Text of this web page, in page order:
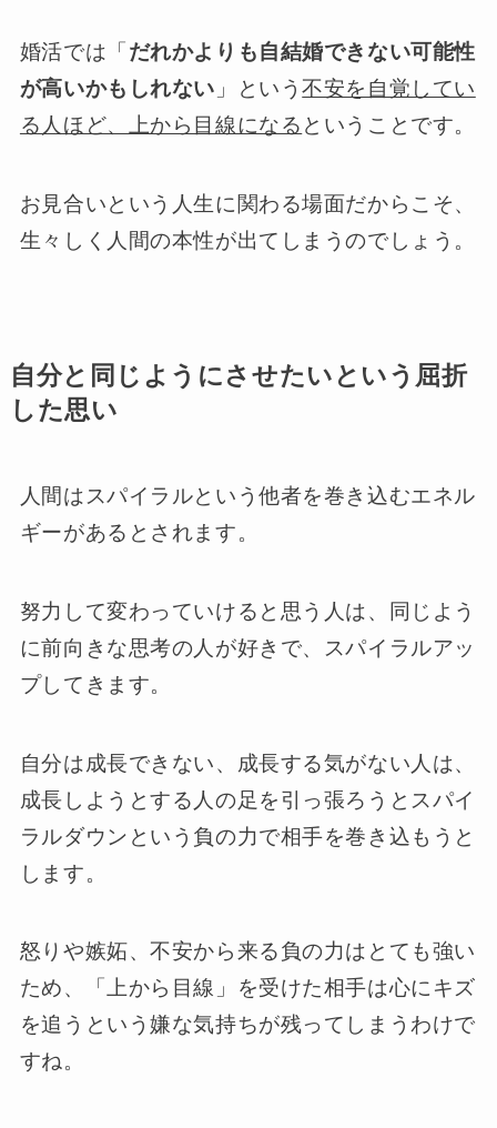
婚活では「 だれかよりも自結婚できない可能性
が高いかもしれない 」という不安を自覚してい
る人ほど、上から目線になる ということです。
お見合いという人生に関わる場面だからこそ、
生々しく人間の本性が出てしまうのでしょう。
自分と同じようにさせたいという屈折
した思い
人間はスパイラルという他者を巻き込むエネル
ギーがあるとされます。
努力して変わっていけると思う人は、同じよう
に前向きな思考の人が好きで、スパイラルアッ
プしてきます。
自分は成長できない、成長する気がない人は、
成長しようとする人の足を引っ張ろうとスパイ
ラルダウンという負の力で相手を巻き込もうと
します。
怒りや嫉妬、不安から来る負の力はとても強い
ため、「上から目線」を受けた相手は心にキズ
を追うという嫌な気持ちが残ってしまうわけで
すね。